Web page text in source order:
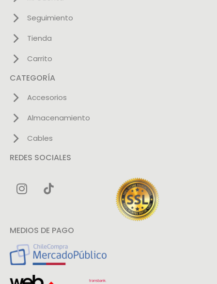
Seguimiento
Tienda
Carrito
CATEGORÍA
Accesorios
Almacenamiento
Cables
REDES SOCIALES
MEDIOS DE PAGO